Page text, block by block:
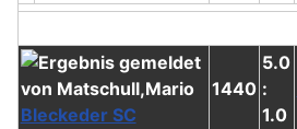
Bleckeder SC
1440
5.0
:
1.0